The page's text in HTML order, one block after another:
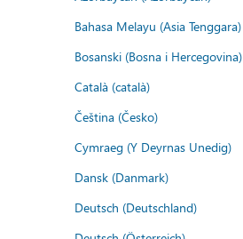
Bahasa Melayu (Asia Tenggara)
Bosanski (Bosna i Hercegovina)
Català (català)
Čeština (Česko)
Cymraeg (Y Deyrnas Unedig)
Dansk (Danmark)
Deutsch (Deutschland)